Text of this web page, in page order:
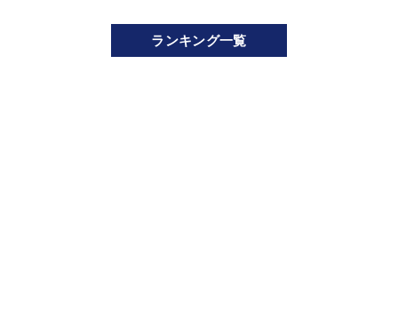
ランキング一覧